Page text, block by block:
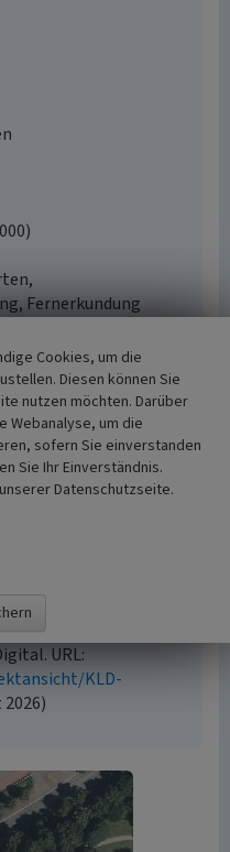
Fernerkundung
urheberrechtlich
unterliegen
urheberrechtlichen
sind.
In:
URL:
KLD-
Cookies, um die
Diesen können Sie
nutzen möchten. Darüber
Webanalyse, um die
sofern Sie einverstanden
Sie Ihr Einverständnis.
Datenschutzseite.